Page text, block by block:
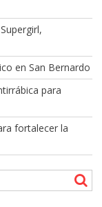
en San Bernardo
para
fortalecer la